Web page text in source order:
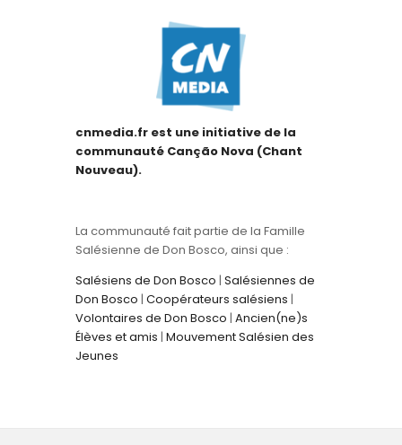
cnmedia.fr est une initiative de la
communauté Canção Nova (Chant
Nouveau).
La communauté fait partie de la Famille
Salésienne de Don Bosco, ainsi que :
Salésiens de Don Bosco | Salésiennes de
Don Bosco | Coopérateurs salésiens |
Volontaires de Don Bosco | Ancien(ne)s
Élèves et amis | Mouvement Salésien des
Jeunes